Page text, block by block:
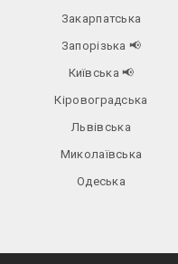
Закарпатська
Запорізька 📢
Київська📢
Кіровоградська
Львівська
Миколаївська
Одеська